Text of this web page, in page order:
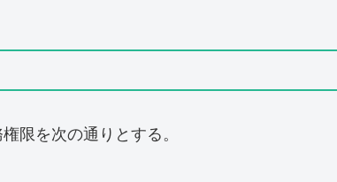
限を次の通りとする。